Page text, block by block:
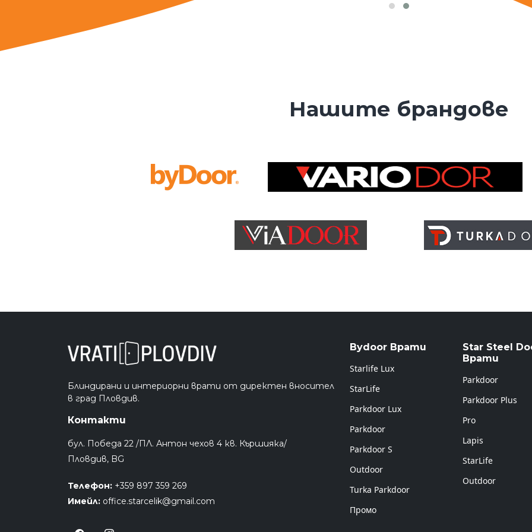
Нашите брандове
Блиндирани и интериорни врати от директен вносител
в град Пловдив.
Контакти
бул. Победа 22 /ПЛ. Антон чехов 4 кв. Кършияка/
Пловдив, BG
Телефон: +359 897 359 269
Имейл: office.starcelik@gmail.com
Bydoor Врати
Starlife Lux
StarLife
Parkdoor Lux
Parkdoor
Parkdoor S
Outdoor
Turka Parkdoor
Промо
Star Steel
Врати
Parkdoor
Parkdoor Plus
Pro
Lapis
StarLife
Outdoor